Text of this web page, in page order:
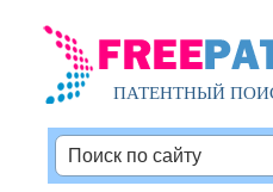
ПАТЕНТНЫЙ